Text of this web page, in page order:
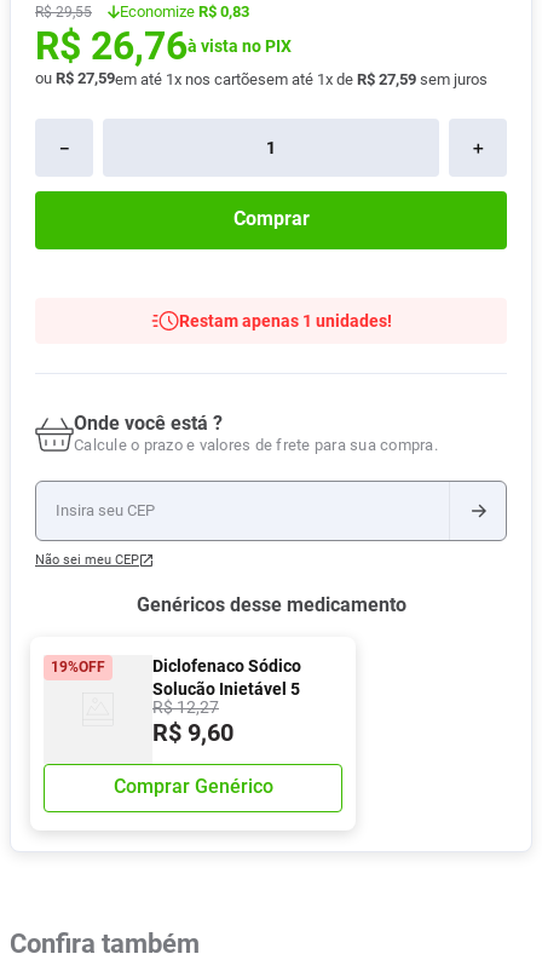
R$ 29,55 Economize R$ 0,83
R$ 26,76à vista no PIX
ou R$ 27,59em até 1x nos cartõesem até 1x de R$ 27,59 sem juros
＋
－
Comprar
Restam apenas 1 unidades!
Onde você está ?
Calcule o prazo e valores de frete para sua compra.
Não sei meu CEP
Genéricos desse medicamento
19%OFF
Diclofenaco Sódico
Solução Injetável 5
Ampolas De 3ml União
Química
R$12,27
R$ 9,60
Comprar Genérico
Confira também
10º Vitamina D